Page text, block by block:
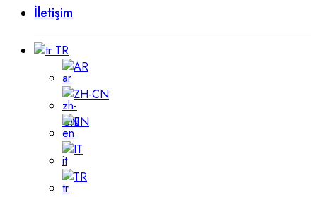
İletişim
TR
AR
ZH-CN
EN
IT
TR